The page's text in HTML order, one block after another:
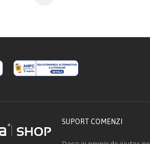
SUPORT COMENZI